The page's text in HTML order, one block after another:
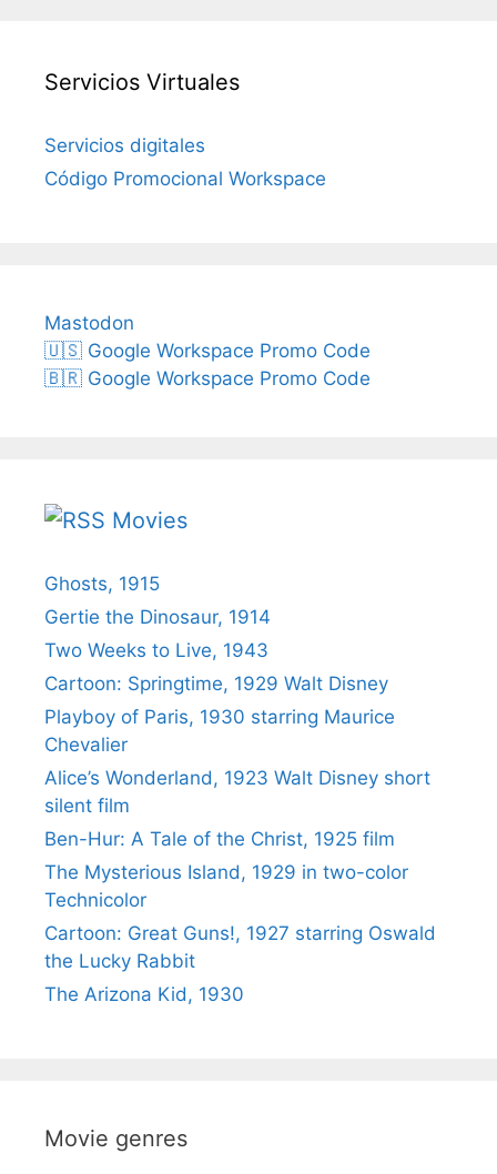
Servicios Virtuales
Servicios digitales
Código Promocional Workspace
Mastodon
🇺🇸 Google Workspace Promo Code
🇧🇷 Google Workspace Promo Code
Movies
Ghosts, 1915
Gertie the Dinosaur, 1914
Two Weeks to Live, 1943
Cartoon: Springtime, 1929 Walt Disney
Playboy of Paris, 1930 starring Maurice
Chevalier
Alice’s Wonderland, 1923 Walt Disney short
silent film
Ben-Hur: A Tale of the Christ, 1925 film
The Mysterious Island, 1929 in two-color
Technicolor
Cartoon: Great Guns!, 1927 starring Oswald
the Lucky Rabbit
The Arizona Kid, 1930
Movie genres